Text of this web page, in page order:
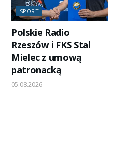
SPORT
Polskie Radio
Rzeszów i FKS Stal
Mielec z umową
patronacką
05.08.2026